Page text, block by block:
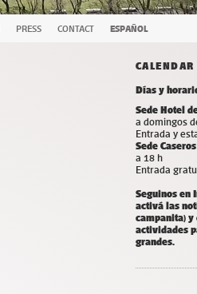
PRESS CONTACT ESPAÑOL
CALENDAR
Días y
Sede Hotel
a domingos
Entrada y
Sede
a 18 h
Entrada
Seguinos en
activá las
campanita) y
actividades
grandes.